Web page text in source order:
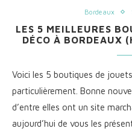
Bordeaux
LES 5 MEILLEURES
DÉCO À BORDEAUX
Voici les 5 boutiques de
particulièrement. Bonne
d’entre elles ont un site
aujourd’hui de vous les